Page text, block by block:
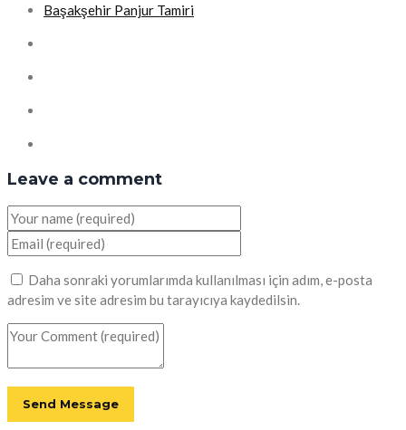
Başakşehir Panjur Tamiri
Leave a comment
Daha sonraki yorumlarımda kullanılması için adım, e-posta
adresim ve site adresim bu tarayıcıya kaydedilsin.